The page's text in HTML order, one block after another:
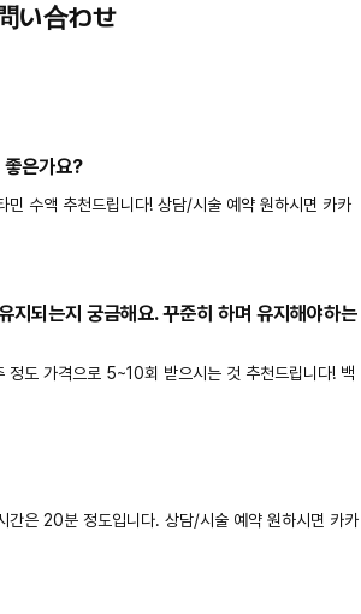
い合わせ
좋은가요?
민 수액 추천드립니다! 상담/시술 예약 원하시면 카카
지되는지 궁금해요. 꾸준히 하며 유지해야하는
정도 가격으로 5~10회 받으시는 것 추천드립니다! 백
간은 20분 정도입니다. 상담/시술 예약 원하시면 카카